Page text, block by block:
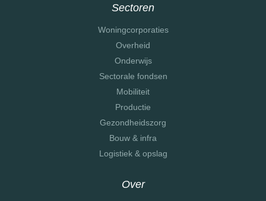
Sectoren
Woningcorporaties
Overheid
Onderwijs
Sectorale fondsen
Mobiliteit
Productie
Gezondheidszorg
Bouw & infra
Logistiek & opslag
Over